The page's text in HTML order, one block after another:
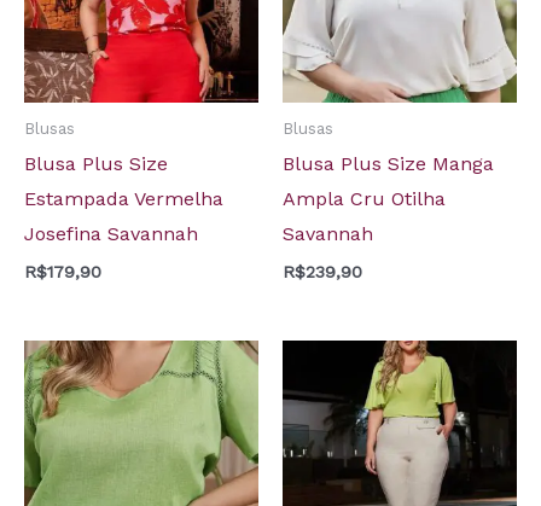
Blusas
Blusa Plus Size
Estampada Vermelha
Josefina Savannah
R$179,90
Blusas
Blusa Plus Size Manga
Ampla Cru Otilha
Savannah
R$239,90